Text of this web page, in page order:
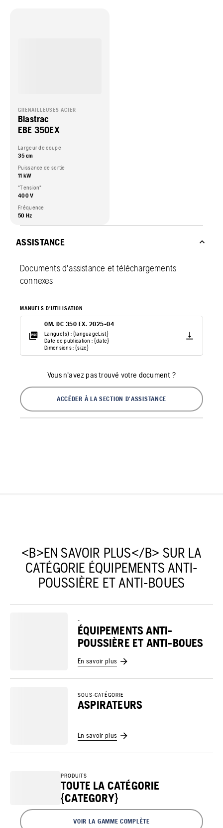
GRENAILLEUSES ACIER
Blastrac
EBE 350EX
Largeur de coupe
35 cm
Puissance de sortie
11 kW
"Tension"
400 V
Fréquence
50 Hz
ASSISTANCE
Documents d'assistance et téléchargements
connexes
MANUELS D'UTILISATION
OM. DC 350 EX. 2025-04
Langue(s) : {languageList}
Date de publication : {date}
Dimensions : {size}
Vous n'avez pas trouvé votre document ?
ACCÉDER À LA SECTION D'ASSISTANCE
<B>EN SAVOIR PLUS</B> SUR LA
CATÉGORIE ÉQUIPEMENTS ANTI-
POUSSIÈRE ET ANTI-BOUES
-
ÉQUIPEMENTS ANTI-
POUSSIÈRE ET ANTI-BOUES
En savoir plus
SOUS-CATÉGORIE
ASPIRATEURS
En savoir plus
PRODUITS
TOUTE LA CATÉGORIE
{CATEGORY}
VOIR LA GAMME COMPLÈTE